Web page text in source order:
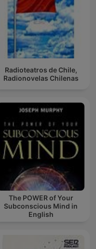
Radioteatros de Chile,
Radionovelas Chilenas
The POWER of Your
Subconscious Mind in
English